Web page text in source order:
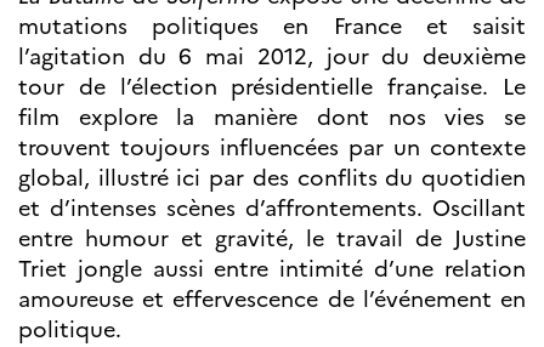
Étudier en
Norvège
Doctorats et post-
doctorats en
France
Bourse d’études
French+Sciences
French+Gastronomy et
French+ Hospitality
Témoignages
Institutionnels
France Alumni
mutations politiques en France et saisit
l’agitation du 6 mai 2012, jour du deuxième
tour de l’élection présidentielle française. Le
film explore la manière dont nos vies se
trouvent toujours influencées par un contexte
global, illustré ici par des conflits du quotidien
et d’intenses scènes d’affrontements. Oscillant
entre humour et gravité, le travail de Justine
Triet jongle aussi entre intimité d’une relation
amoureuse et effervescence de l’événement en
politique.